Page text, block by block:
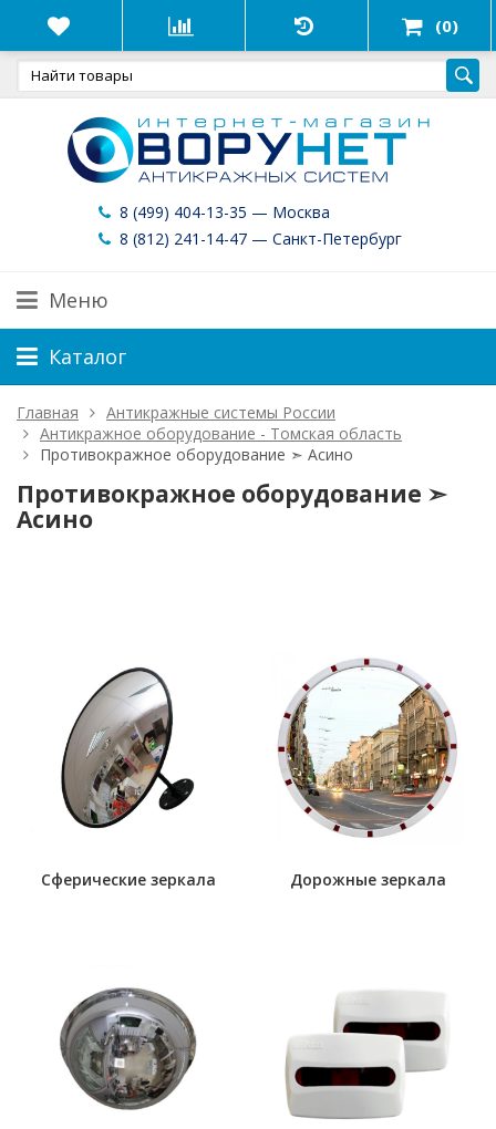
(0)
8 (499) 404-13-35 — Москва
8 (812) 241-14-47 — Санкт-Петербург
Меню
Каталог
Главная
Антикражные системы России
Антикражное оборудование - Томская область
Противокражное оборудование ➣ Асино
Противокражное оборудование ➣
Асино
Сферические зеркала Дорожные зеркала